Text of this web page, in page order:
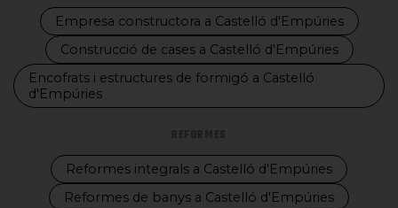
Empresa constructora a Castelló d'Empúries
Construcció de cases a Castelló d'Empúries
Encofrats i estructures de formigó a Castelló
d'Empúries
Reformes integrals a Castelló d'Empúries
Reformes de banys a Castelló d'Empúries